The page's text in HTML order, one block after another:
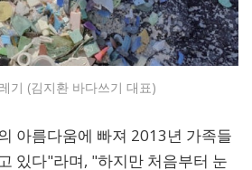
기 (김지환 바다쓰기 대표)
아름다움에 빠져 2013년 가족들
있다"라며, "하지만 처음부터 눈